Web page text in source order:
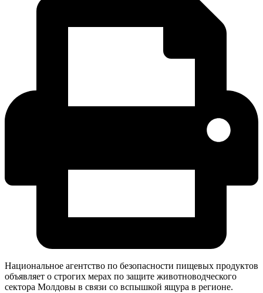
Национальное агентство по безопасности пищевых продуктов
объявляет о строгих мерах по защите животноводческого
сектора Молдовы в связи со вспышкой ящура в регионе.